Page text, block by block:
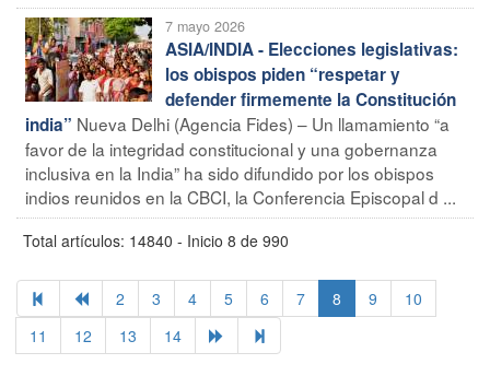
7 mayo 2026
ASIA/INDIA - Elecciones legislativas:
los obispos piden “respetar y
defender firmemente la Constitución
india” Nueva Delhi (Agencia Fides) – Un llamamiento “a
favor de la integridad constitucional y una gobernanza
inclusiva en la India” ha sido difundido por los obispos
indios reunidos en la CBCI, la Conferencia Episcopal d ...
Total artículos: 14840 - Inicio 8 de 990
2 3 4 5 6 7 8 9
10
11
12 13 14